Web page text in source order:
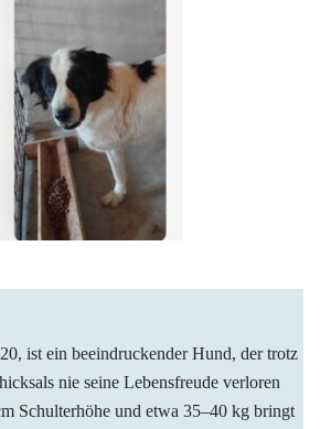
ist ein beeindruckender Hund, der trotz
nie seine Lebensfreude verloren
Schulterhöhe und etwa 35–40 kg bringt